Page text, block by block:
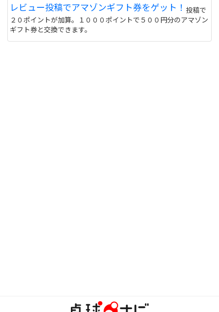
レビュー投稿でアマゾンギフト券をゲット！ 投稿で
２０ポイントが加算。１０００ポイントで５００円分のアマゾン
ギフト券と交換できます。